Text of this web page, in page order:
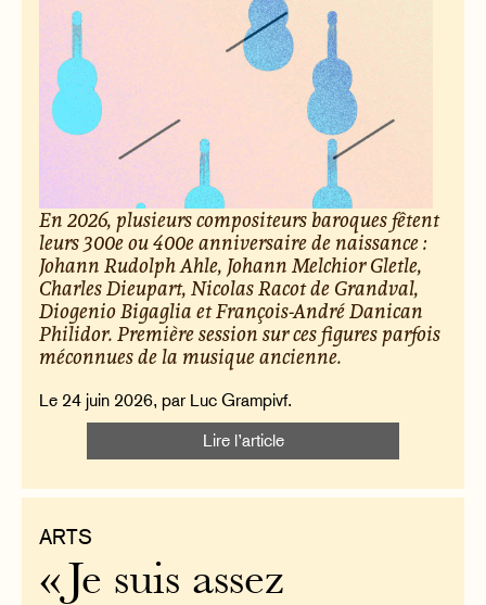
En 2026, plusieurs compositeurs baroques fêtent
leurs 300e ou 400e anniversaire de naissance :
Johann Rudolph Ahle, Johann Melchior Gletle,
Charles Dieupart, Nicolas Racot de Grandval,
Diogenio Bigaglia et François-André Danican
Philidor. Première session sur ces figures parfois
méconnues de la musique ancienne.
Le 24 juin 2026, par Luc Grampivf.
Lire l’article
ARTS
« Je suis assez